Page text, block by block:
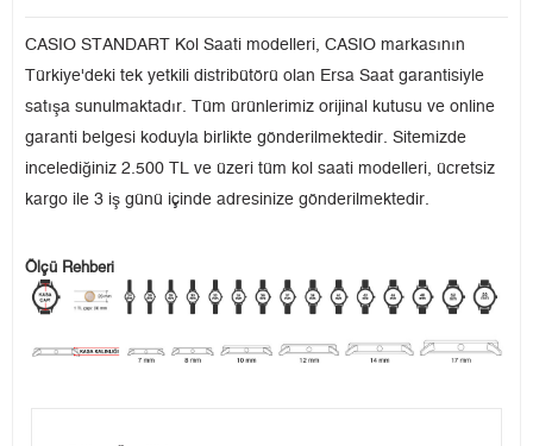
CASIO STANDART Kol Saati modelleri, CASIO markasının
Türkiye'deki tek yetkili distribütörü olan Ersa Saat garantisiyle
satışa sunulmaktadır. Tüm ürünlerimiz orijinal kutusu ve online
garanti belgesi koduyla birlikte gönderilmektedir. Sitemizde
incelediğiniz 2.500 TL ve üzeri tüm kol saati modelleri, ücretsiz
kargo ile 3 iş günü içinde adresinize gönderilmektedir.
Ölçü Rehberi